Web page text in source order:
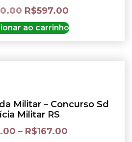
R$597.00
ao carrinho
Militar – Concurso Sd
Militar RS
– R$167.00